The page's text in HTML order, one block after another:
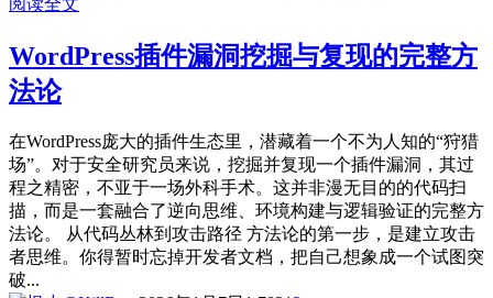
WordPress插件漏洞挖掘与复现的完整方
法论
在WordPress庞大的插件生态里，潜藏着一个不为人知的“狩猎
场”。对于安全研究员来说，挖掘并复现一个插件漏洞，其过
程之精密，不亚于一场外科手术。这并非漫无目的的代码扫
描，而是一套融合了逆向思维、环境构建与逻辑验证的完整方
法论。 从代码丛林到攻击路径 方法论的第一步，是建立攻击
者思维。你得暂时忘掉开发者文档，把自己想象成一个试图突
破...